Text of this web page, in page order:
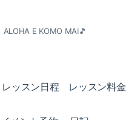
ALOHA E KOMO MAI🎵
レッスン日程 レッスン料金